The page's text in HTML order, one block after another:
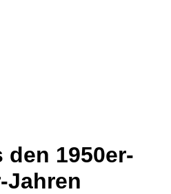
den 1950er-
Jahren